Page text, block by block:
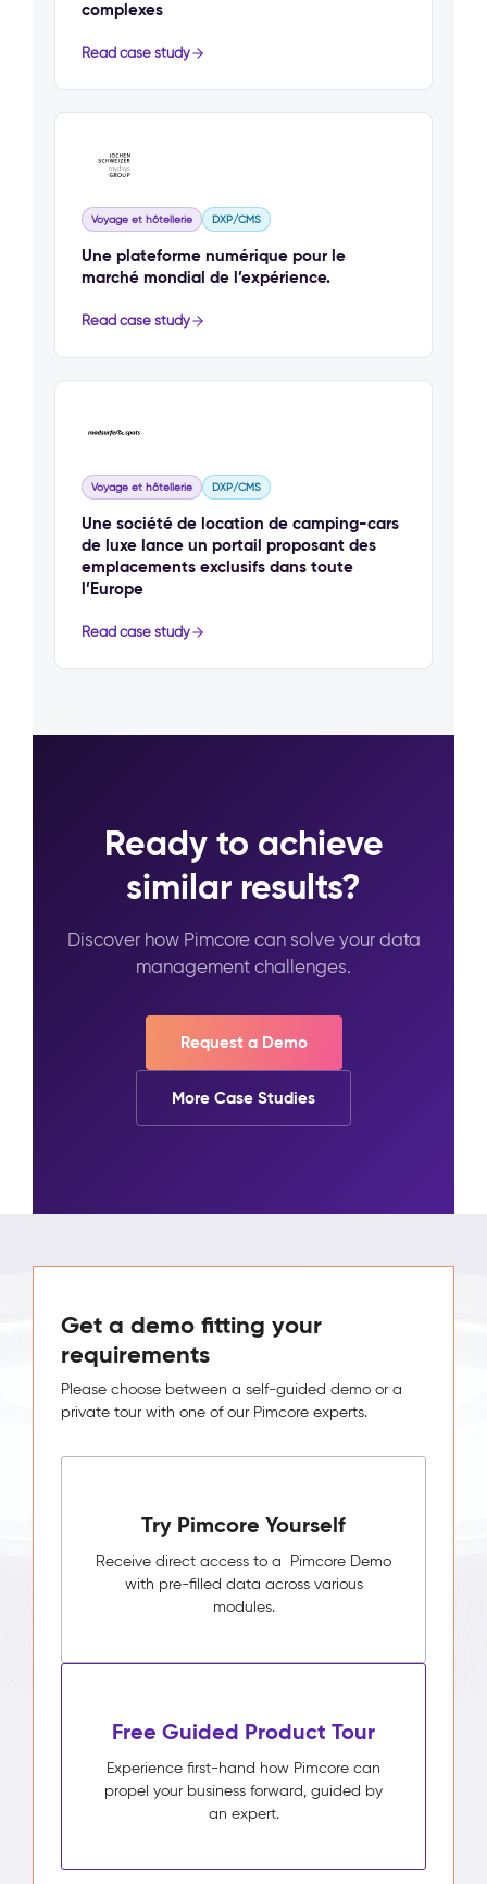
complexes
Read case study
Voyage et hôtellerie DXP/CMS
Une plateforme numérique pour le
marché mondial de l’expérience.
Read case study
Voyage et hôtellerie DXP/CMS
Une société de location de camping-cars
de luxe lance un portail proposant des
emplacements exclusifs dans toute
l’Europe
Read case study
Ready to achieve
similar results?
Discover how Pimcore can solve your data
management challenges.
Request a Demo
More Case Studies
Get a demo fitting your
requirements
Please choose between a self-guided demo or a
private tour with one of our Pimcore experts.
Try Pimcore Yourself
Receive direct access to a Pimcore Demo
with pre-filled data across various
modules.
Free Guided Product Tour
Experience first-hand how Pimcore can
propel your business forward, guided by
an expert.